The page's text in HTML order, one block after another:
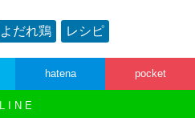
よだれ鶏 レシピ
hatena pocket
L I N E